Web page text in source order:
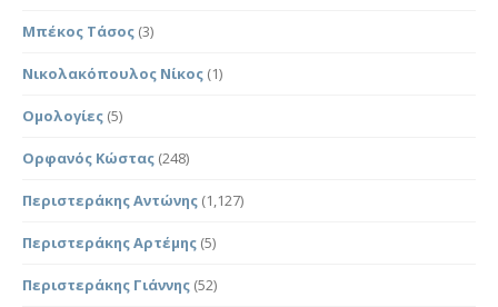
Μπέκος Τάσος (3)
Νικολακόπουλος Νίκος (1)
Ομολογίες (5)
Ορφανός Κώστας (248)
Περιστεράκης Αντώνης (1,127)
Περιστεράκης Αρτέμης (5)
Περιστεράκης Γιάννης (52)